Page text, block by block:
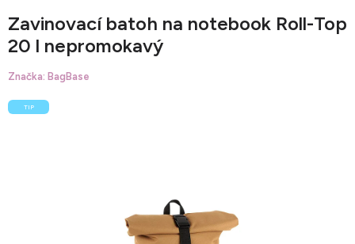
Zavinovací batoh na notebook Roll-Top
20 l nepromokavý
Značka: BagBase
TIP